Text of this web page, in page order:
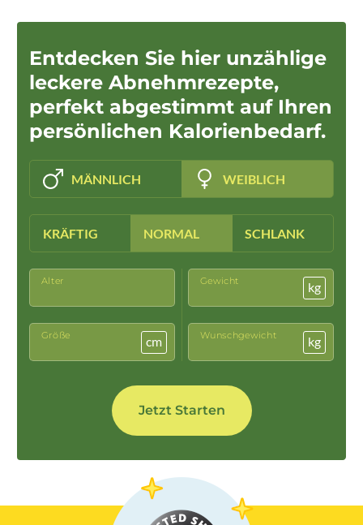
Entdecken Sie hier unzählige
leckere Abnehmrezepte,
perfekt abgestimmt auf Ihren
persönlichen Kalorienbedarf.
MÄNNLICH WEIBLICH
KRÄFTIG NORMAL SCHLANK
Alter
Größe cm
Gewicht kg
Wunschgewicht kg